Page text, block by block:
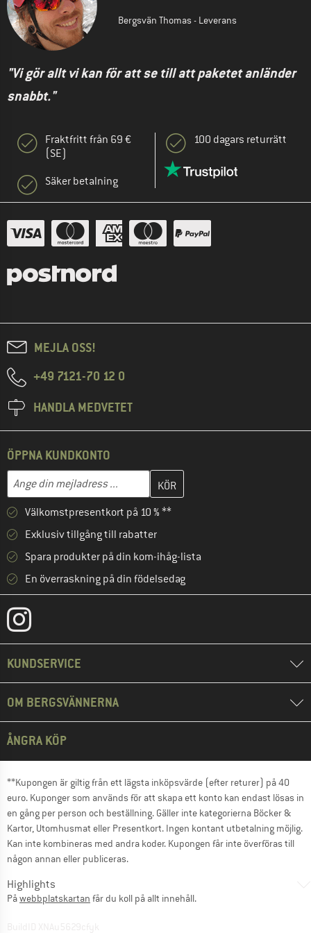
Bergsvän Thomas - Leverans
"Vi gör allt vi kan för att se till att paketet anländer
snabbt."
Fraktfritt från 69 €
(SE)
Säker betalning
100 dagars returrätt
MEJLA OSS!
+49 7121-70 12 0
HANDLA MEDVETET
ÖPPNA KUNDKONTO
Mejladress
Skriv in din e-postadress här och skapa ditt kundkonto i nästa
Välkomstpresentkort på 10 % **
Exklusiv tillgång till rabatter
Spara produkter på din kom-ihåg-lista
En överraskning på din födelsedag
KUNDSERVICE
OM BERGSVÄNNERNA
ÅNGRA KÖP
**Kupongen är giltig från ett lägsta inköpsvärde (efter returer) på 40
euro. Kuponger som används för att skapa ett konto kan endast lösas in
en gång per person och beställning. Gäller inte kategorierna Böcker &
Kartor, Utomhusmat eller Presentkort. Ingen kontant utbetalning möjlig.
Kan inte kombineras med andra koder. Kupongen får inte överföras till
någon annan eller publiceras.
Highlights
Påwebbplatskartan får du koll på allt innehåll.